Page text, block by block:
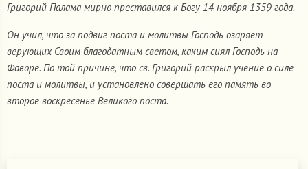
Григорий Палама мирно преставился к Богу 14 ноября 1359 года.
Он учил, что за подвиг поста и молитвы Господь озаряет
верующих Своим благодатным светом, каким сиял Господь на
Фаворе. По той причине, что св. Григорий раскрыл учение о силе
поста и молитвы, и установлено совершать его память во
второе воскресенье Великого поста.